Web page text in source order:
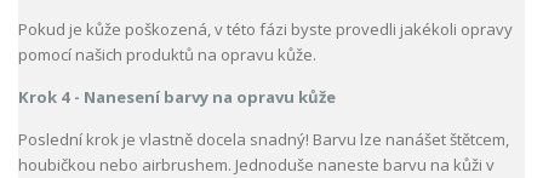
Pokud je kůže poškozená, v této fázi byste provedli jakékoli opravy
pomocí našich produktů na opravu kůže.
Krok 4 - Nanesení barvy na opravu kůže
Poslední krok je vlastně docela snadný! Barvu lze nanášet štětcem,
houbičkou nebo airbrushem. Jednoduše naneste barvu na kůži v